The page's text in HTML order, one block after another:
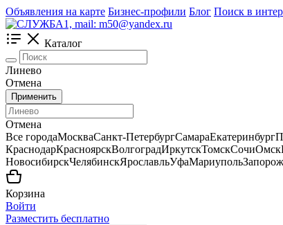
Объявления на карте Бизнес-профили Блог Поиск в
Каталог
Линево
Отмена
Применить
Отмена
Все городаМоскваСанкт-ПетербургСамараЕкатеринбург
КраснодарКрасноярскВолгоградИркутскТомскСочиОмск
НовосибирскЧелябинскЯрославльУфаМариуполь
Корзина
Войти
Разместить бесплатно